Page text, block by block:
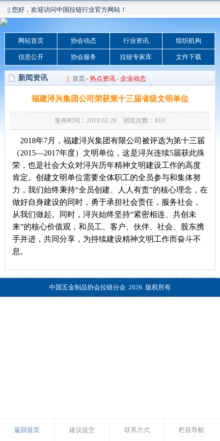
|| 您好，欢迎访问中国拉链行业官方网站！
网站首页 协会动态 行业资讯 组织机构
信息公开 协会服务 拉链专家库 文件下载
新闻资讯 || 首页- 热点资讯- 企业动态
福建浔兴集团公司荣获第十三届省级文明单位
发布时间：2019.02.28 浏览次数：810
2018年7月，福建浔兴集团有限公司被评选为第十三届
（2015—2017年度）文明单位，这是浔兴连续5届获此殊
荣，也是社会大众对浔兴历年精神文明建设工作的高度
肯定。创建文明单位需要全体职工的全员参与和集体努
力，我们始终秉持“全员创建、人人有责”的核心理念，在
做好自身建设的同时，勇于承担社会责任，服务社会，
从我们做起。同时，浔兴始终坚持“紧密相连、共创未
来”的核心价值观，和员工、客户、伙伴、社会、股东携
手并进，共同分享，为持续建设精神文明工作而奋斗不
息。
中国五金制品协会拉链分会 2026 版权所有
返回首页 建议提交 联系方式 栏目导航